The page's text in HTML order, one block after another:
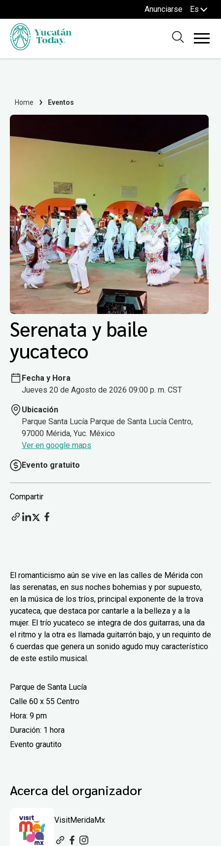
Anunciarse Es
Home Eventos
Serenata y baile
yucateco
Fecha y Hora
Jueves 20 de Agosto de 2026 09:00 p. m. CST
Ubicación
Parque Santa Lucía Parque de Santa Lucía Centro,
97000 Mérida, Yuc. México
Ver en google maps
Evento gratuito
Compartir
El romanticismo aún se vive en las calles de Mérida con
las serenatas, en sus noches bohemias y por supuesto,
en la música de los tríos, principal exponente de la trova
yucateca, que destaca por cantarle a la belleza y a la
mujer. El trío yucateco se integra de dos guitarras, una da
el ritmo y la otra es llamada guitarrón bajo, y un requinto de
6 cuerdas que genera un sonido agudo muy característico
de este estilo musical.
Parque de Santa Lucía
Calle 60 x 55 Centro
Hora: 9 pm
Duración: 1 hora
Evento grautito
Acerca del organizador
VisitMeridaMx